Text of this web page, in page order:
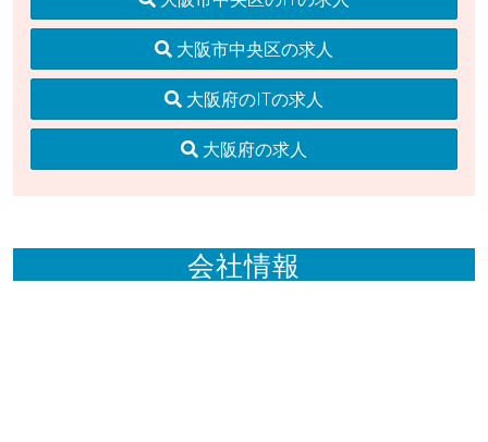
大阪市中央区の求人
大阪府のITの求人
大阪府の求人
会社情報